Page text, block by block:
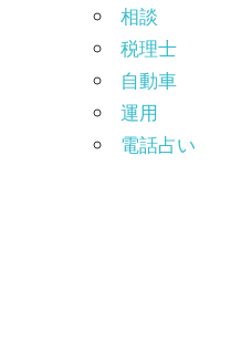
相談
税理士
自動車
運用
電話占い